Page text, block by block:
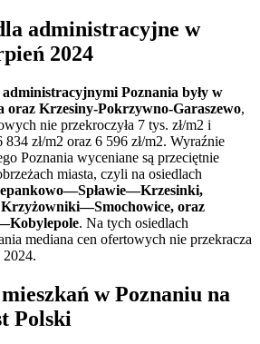
administracyjne w
2024
Poznania były w
oraz Krzesiny-Pokrzywno-Garaszewo,
nie przekroczyła 7 tys. zł/m2 i
zł/m2 oraz 6 596 zł/m2. Wyraźnie
Poznania wyceniane są przeciętnie
miasta, czyli na osiedlach
oraz
. Na tych osiedlach
mediana cen ofertowych nie przekracza
2024.
w Poznaniu na
Polski